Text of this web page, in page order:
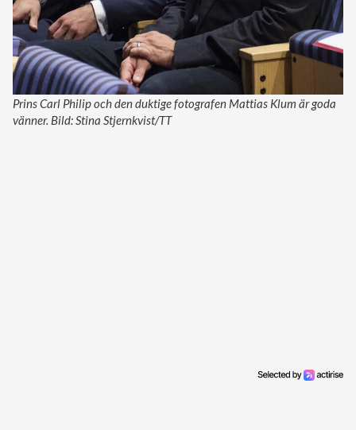
Prins Carl Philip och den duktige fotografen Mattias Klum är goda
vänner. Bild: Stina Stjernkvist/TT